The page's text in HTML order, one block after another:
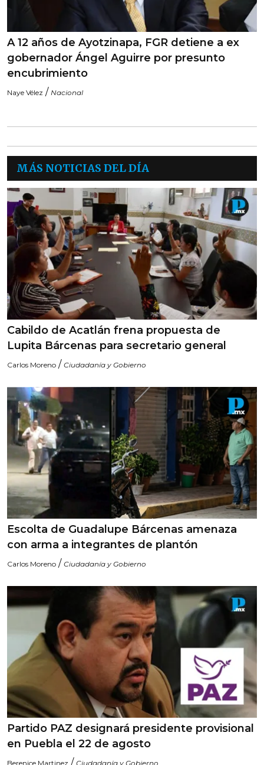
A 12 años de Ayotzinapa, FGR detiene a ex
gobernador Ángel Aguirre por presunto
encubrimiento
Naye Vélez / Nacional
MÁS NOTICIAS DEL DÍA
Cabildo de Acatlán frena propuesta de
Lupita Bárcenas para secretario general
Carlos Moreno / Ciudadanía y Gobierno
Escolta de Guadalupe Bárcenas amenaza
con arma a integrantes de plantón
Carlos Moreno / Ciudadanía y Gobierno
Partido PAZ designará presidente provisional
en Puebla el 22 de agosto
Berenice Martinez / Ciudadanía y Gobierno